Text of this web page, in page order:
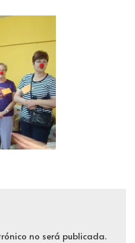
no será publicada.